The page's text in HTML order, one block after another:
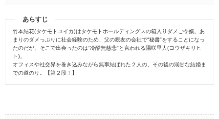
あらすじ
竹本結花(タケモトユイカ)はタケモトホールディングスの箱入りダメご令嬢。あ
まりのダメっぷりに社会経験のため、父の親友の会社で“秘書”をすることになっ
たのだが、そこで出会ったのは“冷酷無慈悲”と言われる陽咲里人(ヨウザキリヒ
ト)。
オフィスや社交界を巻き込みながら無事結ばれた２人の、その後の溺甘な結婚ま
での道のり。【第２段！】